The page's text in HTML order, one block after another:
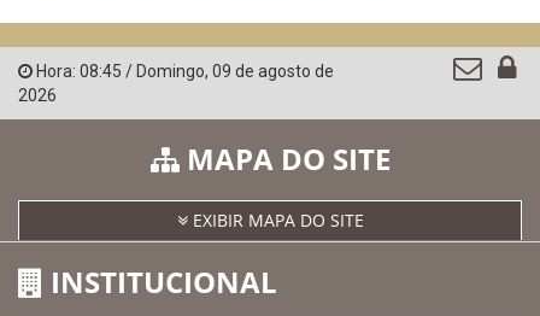
Hora: 08:45 / Domingo, 09 de agosto de
2026
MAPA DO SITE
EXIBIR MAPA DO SITE
INSTITUCIONAL